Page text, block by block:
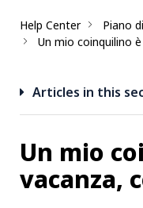
Help Center
Piano
Un mio coinquilino
Articles in this
Un mio
vacanza,